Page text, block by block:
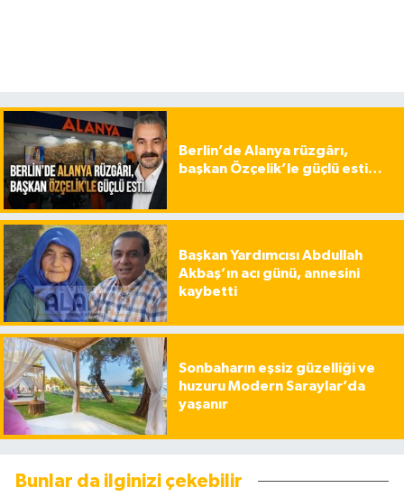
Berlin’de Alanya rüzgârı,
başkan Özçelik’le güçlü esti…
Başkan Yardımcısı Abdullah
Akbaş’ın acı günü, annesini
kaybetti
Sonbaharın eşsiz güzelliği ve
huzuru Modern Saraylar’da
yaşanır
Bunlar da ilginizi çekebilir